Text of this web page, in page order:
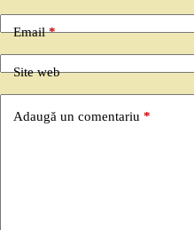
Email*
Site web
Adaugă un comentariu *